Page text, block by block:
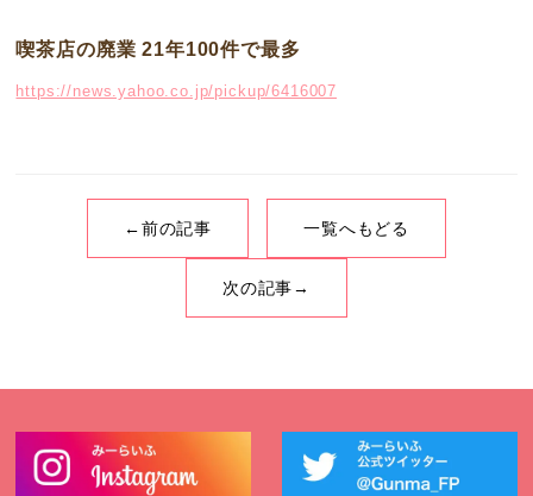
喫茶店の廃業 21年100件で最多
https://news.yahoo.co.jp/pickup/6416007
←前の記事 一覧へもどる
次の記事→